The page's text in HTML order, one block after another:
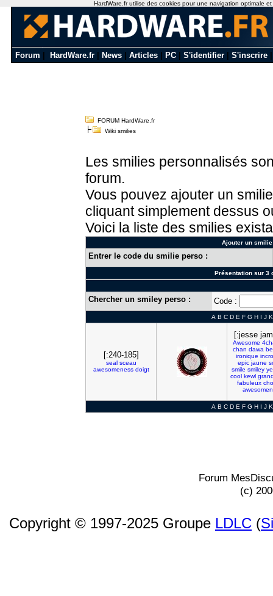
Forum HardWare.fr News Articles PC S'identifier S'inscrire
FORUM HardWare.fr
Wiki smilies
Les smilies personnalisés
forum.
Vous pouvez ajouter un
cliquant simplement dessus
Voici la liste des smilies
Ajouter un
Entrer le code du smilie perso :
Présentation sur 3
Chercher un smiley perso : Code :
A B C D E F G H I J K
[:240-185]
seal sceau
awesomeness doigt
[:jesse
Awesome
chan dawa
ironique
epic jaune
smile smiley
cool kewl
fabuleux
A B C D E F G H I J K
Forum
(c)
Copyright © 1997-2025 Groupe LDLC (
HardWare.fr utilise des cookies pour une navigation optimale